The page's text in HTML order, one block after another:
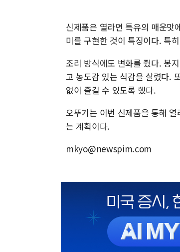
신제품은 열라면 특유의 매운맛
미를 구현한 것이 특징이다. 특
조리 방식에도 변화를 줬다. 봉
고 농도감 있는 식감을 살렸다.
없이 즐길 수 있도록 했다.
오뚜기는 이번 신제품을 통해
는 계획이다.
mkyo@newspim.com